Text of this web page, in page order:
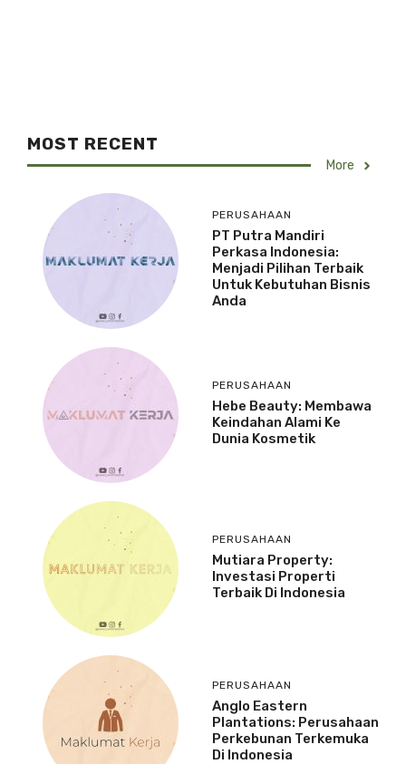
MOST RECENT
More
PERUSAHAAN
PT Putra Mandiri
Perkasa Indonesia:
Menjadi Pilihan Terbaik
Untuk Kebutuhan Bisnis
Anda
PERUSAHAAN
Hebe Beauty: Membawa
Keindahan Alami Ke
Dunia Kosmetik
PERUSAHAAN
Mutiara Property:
Investasi Properti
Terbaik Di Indonesia
PERUSAHAAN
Anglo Eastern
Plantations: Perusahaan
Perkebunan Terkemuka
Di Indonesia